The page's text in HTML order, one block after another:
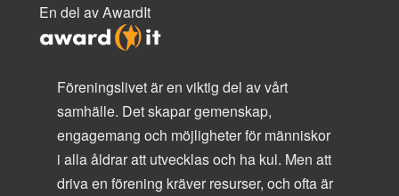
En del av AwardIt
Föreningslivet är en viktig del av vårt
samhälle. Det skapar gemenskap,
engagemang och möjligheter för människor
i alla åldrar att utvecklas och ha kul. Men att
driva en förening kräver resurser, och ofta är